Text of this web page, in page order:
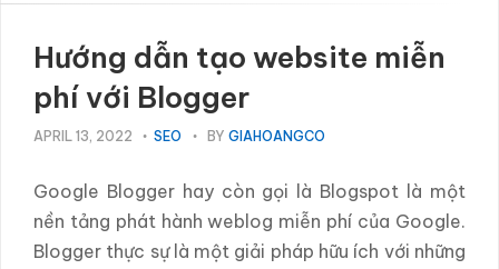
Hướng dẫn tạo website miễn
phí với Blogger
APRIL 13, 2022 SEO BY GIAHOANGCO
Google Blogger hay còn gọi là Blogspot là một
nền tảng phát hành weblog miễn phí của Google.
Blogger thực sự là một giải pháp hữu ích với những